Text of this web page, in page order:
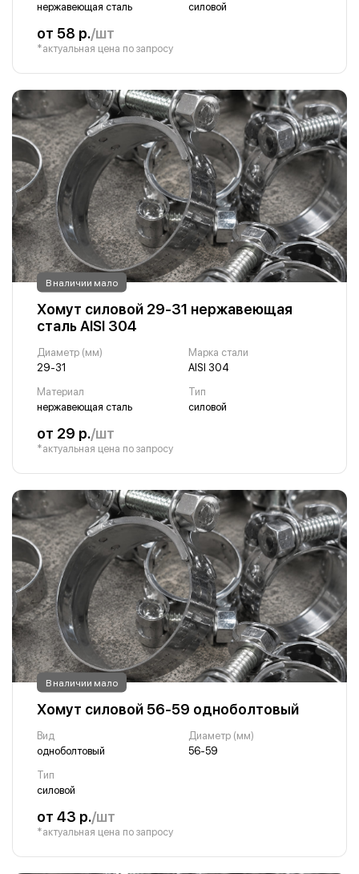
нержавеющая сталь силовой
от 58 р./шт
*актуальная цена по запросу
В наличии мало
Хомут силовой 29-31 нержавеющая
сталь AISI 304
Диаметр (мм)
29-31
Марка стали
AISI 304
Материал
нержавеющая сталь
Тип
силовой
от 29 р./шт
*актуальная цена по запросу
В наличии мало
Хомут силовой 56-59 одноболтовый
Вид
одноболтовый
Диаметр (мм)
56-59
Тип
силовой
от 43 р./шт
*актуальная цена по запросу